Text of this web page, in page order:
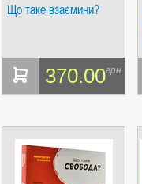
Що таке взаємини?
370.00грн